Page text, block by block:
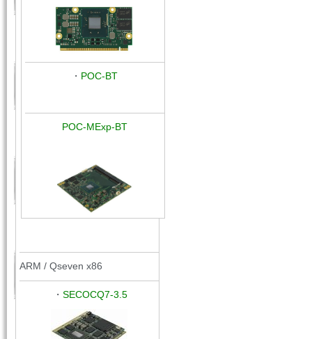
・ POC-BT
POC-MExp-BT
ARM / Qseven x86
・SECOCQ7-3.5